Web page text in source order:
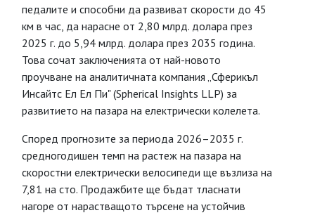
педалите и способни да развиват скорости до 45
км в час, да нарасне от 2,80 млрд. долара през
2025 г. до 5,94 млрд. долара през 2035 година.
Това сочат заключенията от най-новото
проучване на аналитичната компания „Сферикъл
Инсайтс Ел Ел Пи" (Spherical Insights LLP) за
развитието на пазара на електрически колелета.
Според прогнозите за периода 2026–2035 г.
средногодишен темп на растеж на пазара на
скоростни електрически велосипеди ще възлиза на
7,81 на сто. Продажбите ще бъдат тласнати
нагоре от нарастващото търсене на устойчив